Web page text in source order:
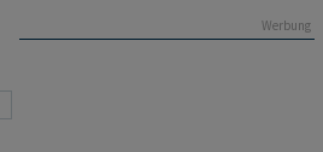
Werbung